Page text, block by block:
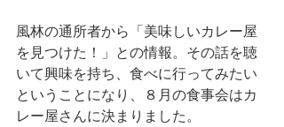
風林の通所者から「美味しいカレー屋
を見つけた！」との情報。その話を聴
いて興味を持ち、食べに行ってみたい
ということになり、８月の食事会はカ
レー屋さんに決まりました。